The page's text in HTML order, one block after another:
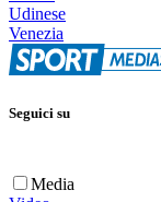
Udinese
Venezia
Seguici su
Media